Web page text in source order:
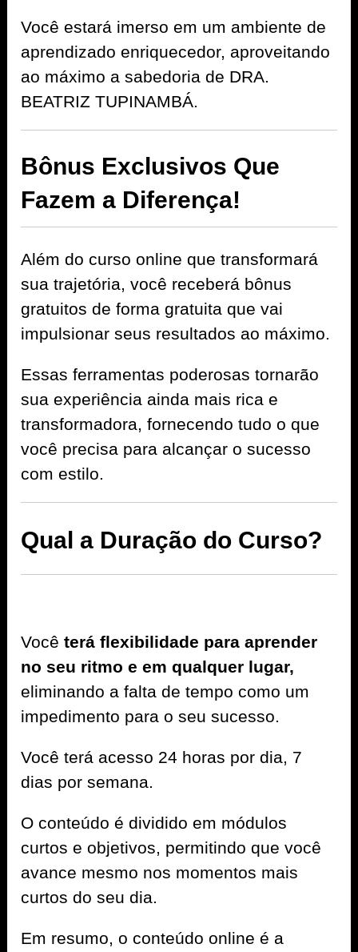
Você estará imerso em um ambiente de
aprendizado enriquecedor, aproveitando
ao máximo a sabedoria de DRA.
BEATRIZ TUPINAMBÁ.
Bônus Exclusivos Que
Fazem a Diferença!
Além do curso online que transformará
sua trajetória, você receberá bônus
gratuitos de forma gratuita que vai
impulsionar seus resultados ao máximo.
Essas ferramentas poderosas tornarão
sua experiência ainda mais rica e
transformadora, fornecendo tudo o que
você precisa para alcançar o sucesso
com estilo.
Qual a Duração do Curso?
Você terá flexibilidade para aprender
no seu ritmo e em qualquer lugar,
eliminando a falta de tempo como um
impedimento para o seu sucesso.
Você terá acesso 24 horas por dia, 7
dias por semana.
O conteúdo é dividido em módulos
curtos e objetivos, permitindo que você
avance mesmo nos momentos mais
curtos do seu dia.
Em resumo, o conteúdo online é a